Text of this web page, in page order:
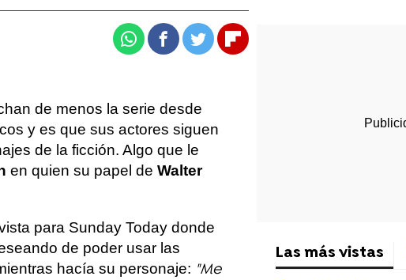
WhatsappFacebook
TwitterFlipboard
de menos la serie desde
y es que sus actores siguen
de la ficción. Algo que le
en quien su papel de Walter
para Sunday Today donde
de poder usar las
hacía su personaje: "Me
Las más vistas